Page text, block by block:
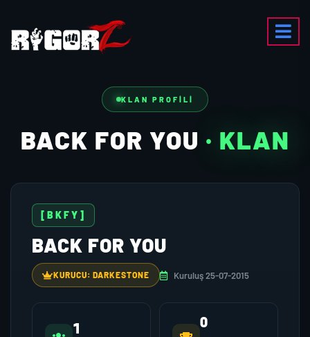
KLAN PROFILI
BACK FOR YOU · KLAN
[BKFY]
BACK FOR YOU
KURUCU: DARKESTONE Kuruluş 25-07-2015
1 0